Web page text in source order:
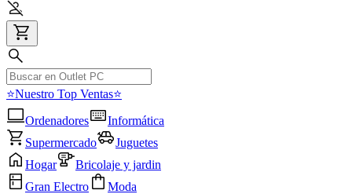
⭐Nuestro Top Ventas⭐
Ordenadores
Informática
Supermercado
Juguetes
Hogar
Bricolaje y jardin
Gran Electro
Moda